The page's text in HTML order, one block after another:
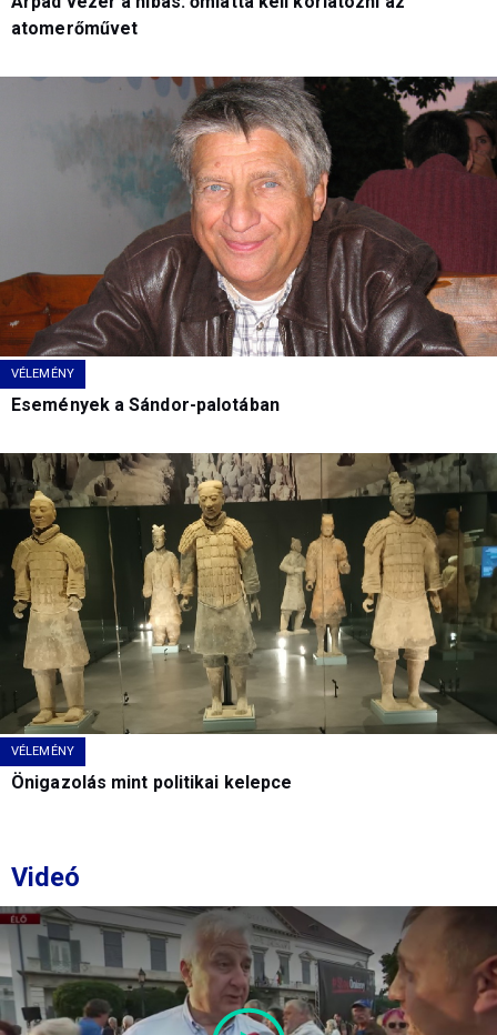
atomerőművet
VÉLEMÉNY
Események a Sándor-palotában
VÉLEMÉNY
Önigazolás mint politikai kelepce
Videó